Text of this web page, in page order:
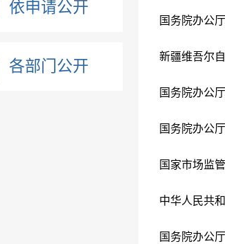
依申请公开
各部门公开
国务院办公
国务院办公
中华人民共